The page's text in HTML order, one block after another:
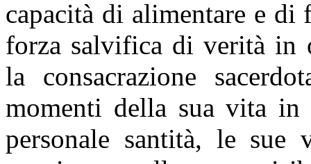
capacità di alimentare e di
forza salvifica di verità in
la consacrazione
momenti della sua vita
personale santità, le